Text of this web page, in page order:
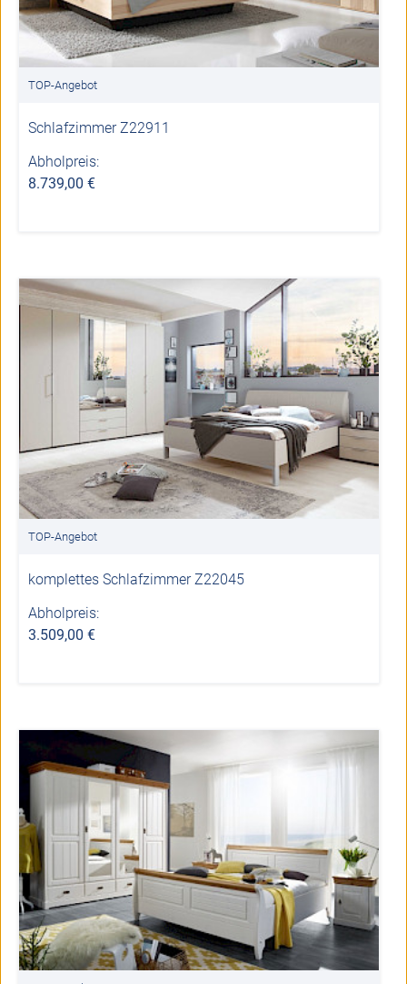
TOP-Angebot
Schlafzimmer Z22911
Abholpreis:
8.739,00 €
TOP-Angebot
komplettes Schlafzimmer Z22045
Abholpreis:
3.509,00 €